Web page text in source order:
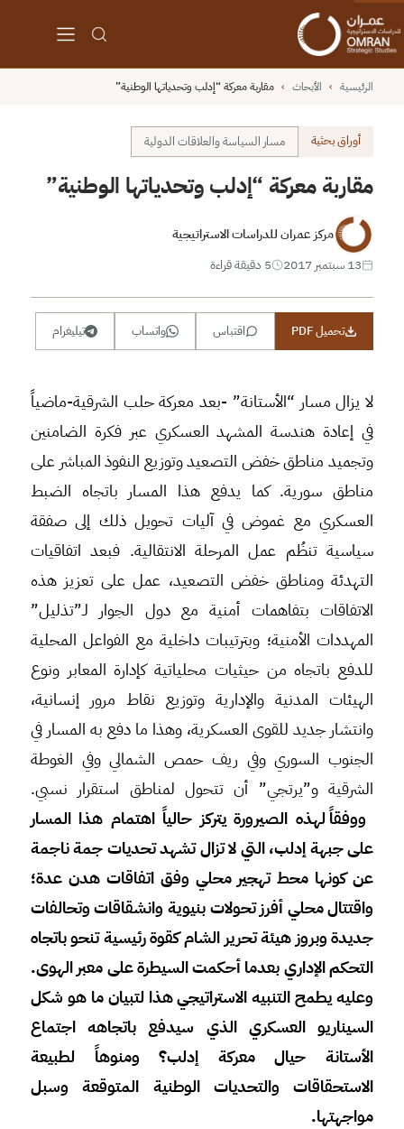
الرئيسية › الأبحاث › مقاربة معركة “إدلب وتحدياتها الوطنية”
أوراق بحثية مسار السياسة والعلاقات الدولية
مقاربة معركة “إدلب وتحدياتها الوطنية”
مركز عمران للدراسات الاستراتيجية
13 سبتمبر 2017
5 دقيقة قراءة
تحميل PDF اقتباس واتساب تيليغرام
لا يزال مسار “الأستانة” -بعد معركة حلب الشرقية-ماضياً
في إعادة هندسة المشهد العسكري عبر فكرة الضامنين
وتجميد مناطق خفض التصعيد وتوزيع النفوذ المباشر على
مناطق سورية. كما يدفع هذا المسار باتجاه الضبط
العسكري مع غموض في آليات تحويل ذلك إلى صفقة
سياسية تنظُم عمل المرحلة الانتقالية. فبعد اتفاقيات
التهدئة ومناطق خفض التصعيد، عمل على تعزيز هذه
الاتفاقات بتفاهمات أمنية مع دول الجوار لـ”تذليل”
المهددات الأمنية؛ وبترتيبات داخلية مع الفواعل المحلية
للدفع باتجاه من حيثيات محلياتية كإدارة المعابر ونوع
الهيئات المدنية والإدارية وتوزيع نقاط مرور إنسانية،
وانتشار جديد للقوى العسكرية، وهذا ما دفع به المسار في
الجنوب السوري وفي ريف حمص الشمالي وفي الغوطة
الشرقية و”يرتجي” أن تتحول لمناطق استقرار نسبي.
ووفقاً لهذه الصيرورة يتركز حالياً اهتمام هذا المسار
على جبهة إدلب، التي لا تزال تشهد تحديات جمة ناجمة
عن كونها محط تهجير محلي وفق اتفاقات هدن عدة؛
واقتتال محلي أفرز تحولات بنيوية وانشقاقات وتحالفات
جديدة وبروز هيئة تحرير الشام كقوة رئيسية تنحو باتجاه
التحكم الإداري بعدما أحكمت السيطرة على معبر الهوى.
وعليه يطمح التنبيه الاستراتيجي هذا لتبيان ما هو شكل
السيناريو العسكري الذي سيدفع باتجاهه اجتماع
الأستانة حيال معركة إدلب؟ ومنوهاً لطبيعة
الاستحقاقات والتحديات الوطنية المتوقعة وسبل
مواجهتها.